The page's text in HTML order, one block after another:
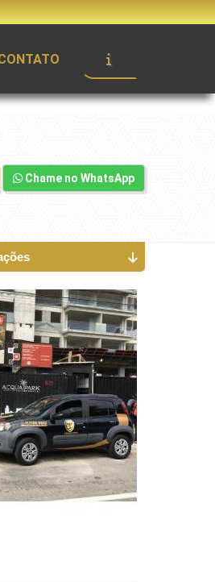
Chame no WhatsApp